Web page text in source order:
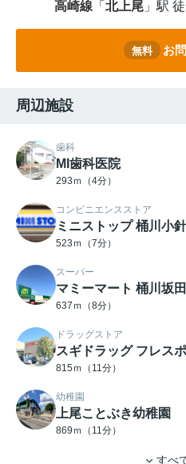
高崎線 「 北上尾 」駅
無料 お
周辺施設
歯科
MI歯科医院
293ｍ（4分）
コンビニエンスストア
ミニストップ 桶川小
523ｍ（7分）
スーパー
マミーマート 桶川坂
637ｍ（8分）
ドラッグストア
スギドラッグ フレス
815ｍ（11分）
幼稚園
上尾ことぶき幼稚園
869ｍ（11分）
すべ